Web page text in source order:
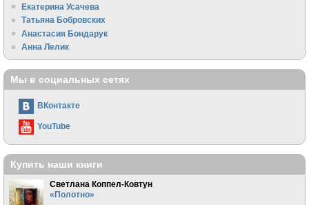
Екатерина Усачева
Татьяна Бобровских
Анастасия Бондарук
Анна Лелик
Мы в социальных сетях
ВКонтакте
YouTube
Купить наши книги
Светлана Коппел-Ковтун
«Полотно»